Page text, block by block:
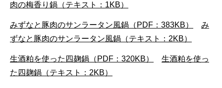
肉の梅香り鍋（テキスト：1KB）
みずなと豚肉のサンラータン風鍋（PDF：383KB）
み
ずなと豚肉のサンラータン風鍋（テキスト：2KB）
生酒粕を使った四麹鍋（PDF：320KB）
生酒粕を使っ
た四麹鍋（テキスト：2KB）